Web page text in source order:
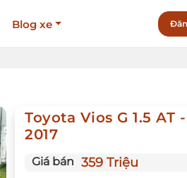
Blog xe
Toyota Vios G 1.5 AT
2017
Giá bán 359 Triệu